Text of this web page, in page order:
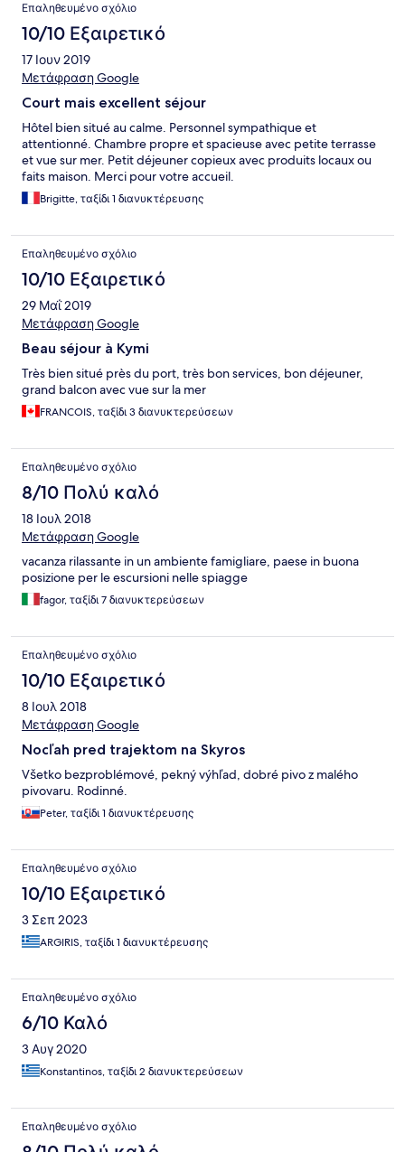
Επαληθευμένο σχόλιο
10/10 Εξαιρετικό
17 Ιουν 2019
Μετάφραση Google
Court mais excellent séjour
Hôtel bien situé au calme. Personnel sympathique et
attentionné. Chambre propre et spacieuse avec petite terrasse
et vue sur mer. Petit déjeuner copieux avec produits locaux ou
faits maison. Merci pour votre accueil.
Brigitte, ταξίδι 1 διανυκτέρευσης
Επαληθευμένο σχόλιο
10/10 Εξαιρετικό
29 Μαΐ 2019
Μετάφραση Google
Beau séjour à Kymi
Très bien situé près du port, très bon services, bon déjeuner,
grand balcon avec vue sur la mer
FRANCOIS, ταξίδι 3 διανυκτερεύσεων
Επαληθευμένο σχόλιο
8/10 Πολύ καλό
18 Ιουλ 2018
Μετάφραση Google
vacanza rilassante in un ambiente famigliare, paese in buona
posizione per le escursioni nelle spiagge
fagor, ταξίδι 7 διανυκτερεύσεων
Επαληθευμένο σχόλιο
10/10 Εξαιρετικό
8 Ιουλ 2018
Μετάφραση Google
Nocľah pred trajektom na Skyros
Všetko bezproblémové, pekný výhľad, dobré pivo z malého
pivovaru. Rodinné.
Peter, ταξίδι 1 διανυκτέρευσης
Επαληθευμένο σχόλιο
10/10 Εξαιρετικό
3 Σεπ 2023
ARGIRIS, ταξίδι 1 διανυκτέρευσης
Επαληθευμένο σχόλιο
6/10 Καλό
3 Αυγ 2020
Konstantinos, ταξίδι 2 διανυκτερεύσεων
Επαληθευμένο σχόλιο